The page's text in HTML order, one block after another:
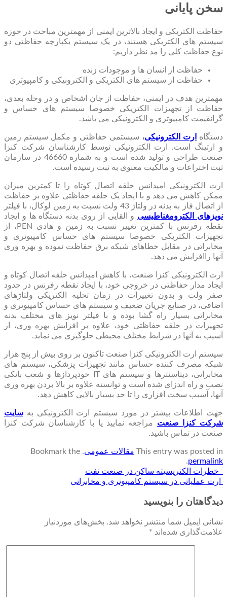
سخن پایانی
حفاظت الکتریکی و ایجاد بالاترین ایمنی از مهمترین مباحث در حوزه
سیستم های الکتریکی هستند، در یک سیستم یکپارچه حفاظتی دو
نوع حفاظت کلی را مد نظر داریم:
حفاظت از انسان ها و موجودات زنده
حفاظت از سیستم های الکتریکی و الکترونیکی و کامپیوتری
مهمترین هدف در ایمنی، حفاظت از جان اشخاص و در وحله بعدی،
حفاظت از تجهیزات الکتریکی خصوصا سیستم های حساس و
گرانقیمت کامپیوتری و الکترونیکی می باشد.
دستگاه ارت الکترونیکی، سیستمی حفاظتی و مکمل سیستم زمین
و ارتینگ است. ارت الکترونیکی توسط کارشناسان شرکت کنزا
صنعت طراحی و تولید شده است و به شماره 46660 در سازمان
ثبت اختراعات و مالکیت معنوی به ثبت رسیده است.
ارت الکترونیکی امپدانس حلقه اتصال کوتاه را تا کمترین میزان
ممکن کاهش می دهد و با ایجاد یک حلقه حفاظتی علاوه بر حفاظت
از اتصال فاز به بدنه در ولتاژ 43 ولت نسبت به زمین لوکال، با فیلتر
نویزهای الکترومغناطیسی و القایی از روی بدنه دستگاه ها و ایجاد
نقطه رفرنس با کمترین تغییر نسبت به زمین و هادی PEN، از
تجهیزات الکتریکی خصوصا سیستم های حساس کامپیوتری و
مخابراتی در مقابل خطاهای شبکه برق حفاظت نموده و بهره وری
آنها راافزایش می دهد.
ارت الکترونیکی کنزا صنعت، با کاهش امپدانس حلقه اتصال کوتاه و
ایجاد مدار حفاظتی در خروجی خود، با ایجاد نقطه رفرنس در حدود
صفر ولت و بدون تغییرات در زمان تخلیه الکتریکی ولتاژهای
اضافی، در صنایع جریان ضعیف و سیستم های حساس کامپیوتری و
مخابراتی بسیار راه گشا بوده و با فیلتر نویز های مختلف بدنه
تجهیزات در حلقه حفاظتی خود، علاوه بر افزایش بهره وری، از
آسیب به آنها در شرایط مختلف محیطی جلوگیری می نماید.
سیستم ارت الکترونیکی کنزا صنعت تاکنون بر روی بیش از پنج هزار
شبکه مصرف کننده حساس مانند تجهیزات پزشکی، سیستم های
مخابراتی، دیتاسنترها و سیستم های IT خودپردازها و شعب بانکی
نصب و راه اندزای شده است و توانسته علاوه بر بالا بردن بهره وری
آنها، آسیب سخت افزاری را تا حد بسیار بالایی کاهش دهد.
جهت اطلاعات بیشتر در مورد سیستم ارت الکترونیکی به سایت
شرکت کنزا صنعت مراجعه نمایید یا با کارشناسان شرکت کنزا
صنعت در تماس باشید.
This entry was posted in مقالات عمومی. Bookmark the
permalink
.
خطرات الکتریسیته ساکن در صنعت نفت
ارت عملیاتی در سیستم کامپیوتری و مخابراتی
دیدگاهتان را بنویسید
نشانی ایمیل شما منتشر نخواهد شد. بخش‌های موردنیاز
علامت‌گذاری شده‌اند *